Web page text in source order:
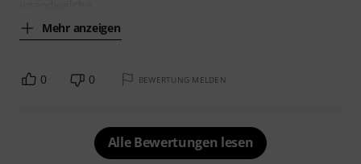
Mehr anzeigen
0 0 BEWERTUNG MELDEN
Alle Bewertungen lesen